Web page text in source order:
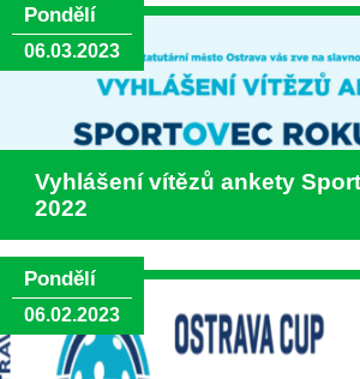
Pondělí
06.03.2023
Vyhlášení vítězů ankety
2022
Pondělí
06.02.2023